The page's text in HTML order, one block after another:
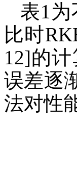
表1
比时
12]的
误差逐
法对性